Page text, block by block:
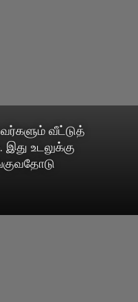
வீட்டுத்
உடலுக்கு